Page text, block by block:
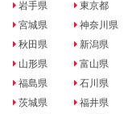
岩手県
宮城県
秋田県
山形県
福島県
茨城県
東京都
神奈川県
新潟県
富山県
石川県
福井県